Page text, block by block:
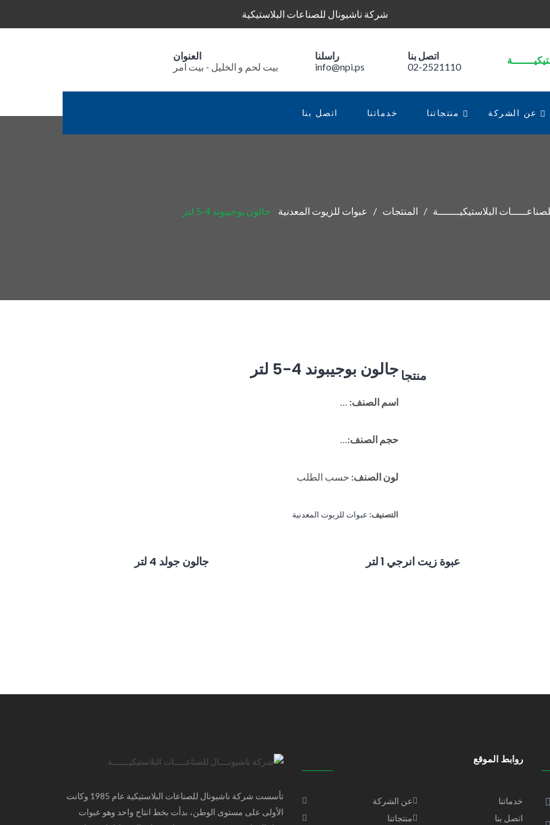
شركة ناشيونال للصناعات البلاستيكية
اتصل بنا
02-2521110
راسلنا
info@npi.ps
العنوان
بيت لحم و الخليل - بيت امر
عن الشركة منتجاتنا خدماتنا اتصل بنا
البلاستيكيـــــــة المنتجات عبوات للزيوت المعدنية جالون بوجيبوند 4-5 لتر
جالون بوجيبوند 4-5 لتر
اسم الصنف: …
حجم الصنف:…
لون الصنف: حسب الطلب
التصنيف: عبوات للزيوت المعدنية
منتجا
عبوة زيت انرجي 1 لتر جالون جولد 4 لتر
تأسست شركة ناشيونال للصناعات البلاستيكية عام 1985 وكانت
الأولى على مستوى الوطن، بدأت بخط انتاج واحد وهو عبوات
روابط الموقع
عن الشركة
خدماتنا
منتجاتنا
اتصل بنا